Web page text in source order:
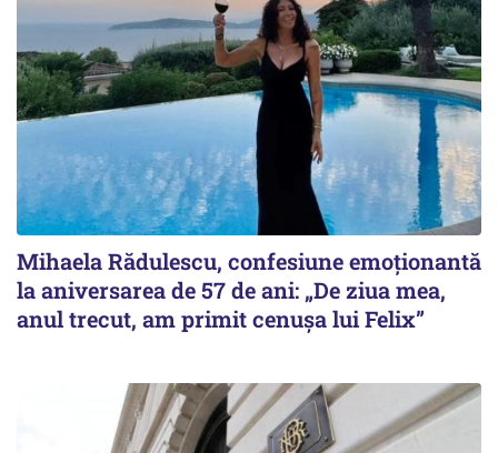
Mihaela Rădulescu, confesiune emoționantă
la aniversarea de 57 de ani: „De ziua mea,
anul trecut, am primit cenușa lui Felix”